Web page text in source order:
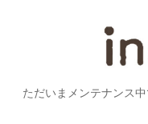
ただいまメンテナンス中